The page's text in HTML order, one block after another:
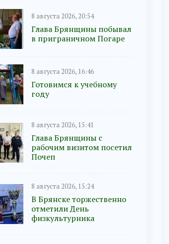
8 августа 2026, 20:54
Глава Брянщины побывал
в приграничном Погаре
8 августа 2026, 16:46
Готовимся к учебному
году
8 августа 2026, 15:41
Глава Брянщины с
рабочим визитом посетил
Почеп
8 августа 2026, 15:24
В Брянске торжественно
отметили День
физкультурника